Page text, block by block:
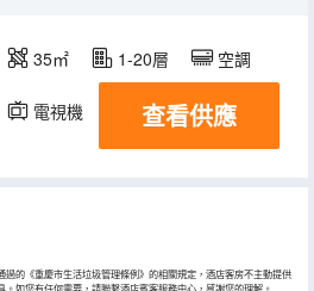
35㎡ 1-20層 空調
電視機 查看供應
過的《重慶市生活垃圾管理條例》的相關規定，酒店客房不主動提供
如您有任何需要，請聯繫酒店賓客服務中心，感謝您的理解。